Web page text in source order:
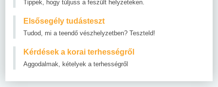
Tippek, hogy túljuss a feszült helyzeteken.
Elsősegély tudásteszt
Tudod, mi a teendő vészhelyzetben? Teszteld!
Kérdések a korai terhességről
Aggodalmak, kételyek a terhességről